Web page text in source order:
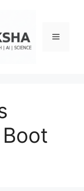
Menu